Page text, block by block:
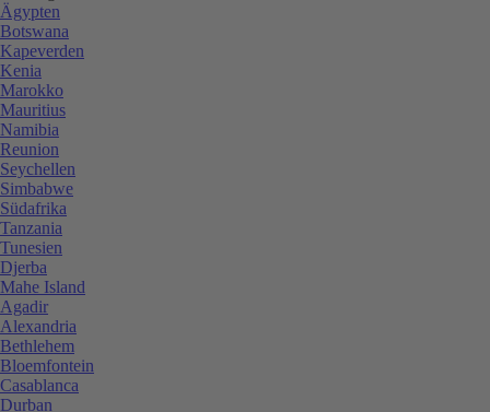
Ägypten
Botswana
Kapeverden
Kenia
Marokko
Mauritius
Namibia
Reunion
Seychellen
Simbabwe
Südafrika
Tanzania
Tunesien
Djerba
Mahe Island
Agadir
Alexandria
Bethlehem
Bloemfontein
Casablanca
Durban